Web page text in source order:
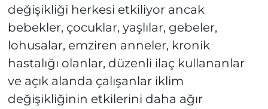
değişikliği herkesi etkiliyor ancak
bebekler, çocuklar, yaşlılar, gebeler,
lohusalar, emziren anneler, kronik
hastalığı olanlar, düzenli ilaç kullananlar
ve açık alanda çalışanlar iklim
değişikliğinin etkilerini daha ağır